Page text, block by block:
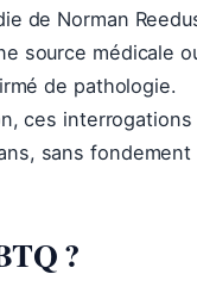
de Norman
source médicale
de pathologie.
ces interrogations
sans fondement
?